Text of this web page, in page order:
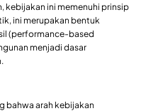
kebijakan ini memenuhi prinsip
ini merupakan bentuk
(performance-based
menjadi dasar
bahwa arah kebijakan